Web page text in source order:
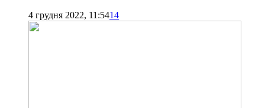
4 грудня 2022, 11:5414